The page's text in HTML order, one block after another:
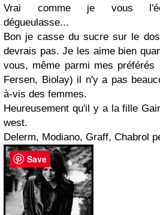
Vrai comme je vous
dégueulasse...
Bon je casse du sucre sur le
devrais pas. Je les aime bien
vous, même parmi mes préférés
Fersen, Biolay) il n'y a pas
à-vis des femmes.
Heureusement qu'il y a la fille
west.
Delerm, Modiano, Graff, Chabrol
Save